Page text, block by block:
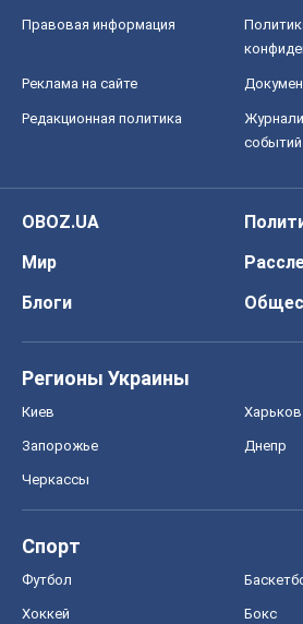
Правовая информация
Реклама на сайте
Редакционная политика
событий
OBOZ.UA
Мир
Блоги
Регионы Украины
Киев Харьков
Запорожье Днепр
Черкассы
Спорт
Футбол
Хоккей Бокс